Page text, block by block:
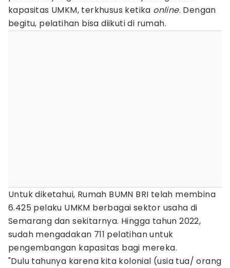
kapasitas UMKM, terkhusus ketika online. Dengan
begitu, pelatihan bisa diikuti di rumah.
Untuk diketahui, Rumah BUMN BRI telah membina
6.425 pelaku UMKM berbagai sektor usaha di
Semarang dan sekitarnya. Hingga tahun 2022,
sudah mengadakan 711 pelatihan untuk
pengembangan kapasitas bagi mereka.
"Dulu tahunya karena kita kolonial (usia tua/ orang